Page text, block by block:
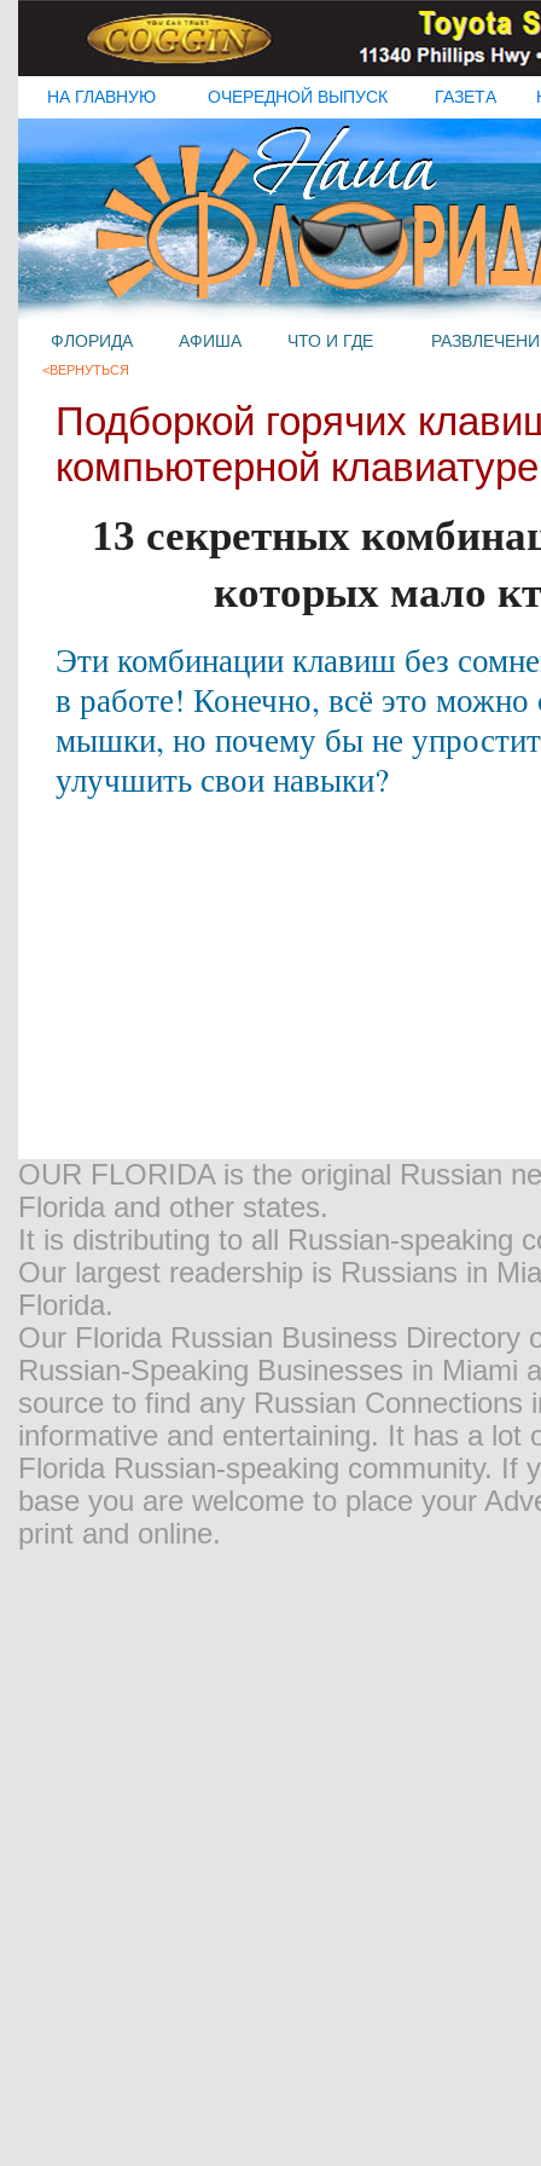
НА ГЛАВНУЮ ОЧЕРЕДНОЙ ВЫПУСК ГАЗЕТА
ФЛОРИДА АФИША ЧТО И ГДЕ
<ВЕРНУТЬСЯ
Подборкой горячих
компьютерной клавиатуре
13 секретных
которых мало
Эти комбинации клавиш без
в работе! Конечно, всё это
мышки, но почему бы не
улучшить свои навыки?
OUR FLORIDA is the original Russian
Florida and other states.
It is distributing to all Russian-speaking
Our largest readership is Russians in
Florida.
Our Florida Russian Business Directory
Russian-Speaking Businesses in Miami
source to find any Russian
informative and entertaining. It has a
Florida Russian-speaking community. If
base you are welcome to place your
print and online.